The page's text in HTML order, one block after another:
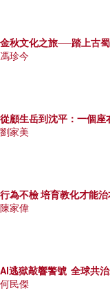
金秋文化之旅──踏上古
馮珍今
從顧生岳到沈平：一個座
劉家美
行為不檢 培育教化才能治
陳家偉
AI逃獄敲響警號 全球共
何民傑